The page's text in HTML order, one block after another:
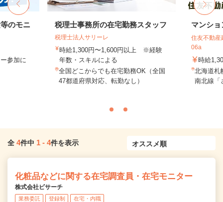
のモニ
参加に
税理士事務所の在宅勤務スタッフ
税理士法人サリーレ
時給1,300円〜1,600円以上 ※経験
年数・スキルによる
全国どこからでも在宅勤務OK（全国
47都道府県対応、転勤なし）
マンシ
住友不動産
06a
時給
北海道札
南北線「
全 4件中 1 - 4件を表示
化粧品などに関する在宅調査員・在宅モニター
株式会社ビサーチ
業務委託 登録制 在宅・内職